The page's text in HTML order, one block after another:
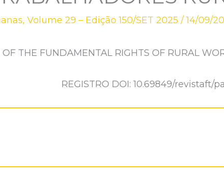
,Volume 29 – Edição 150/SET 2025 /14/09/
THE FUNDAMENTAL RIGHTS OF RURAL
REGISTRO DOI: 10.69849/revistaft/